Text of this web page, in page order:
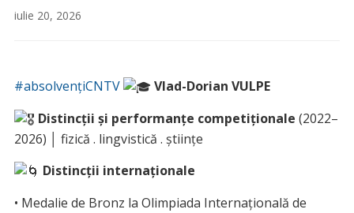
iulie 20, 2026
#absolvențiCNTV
Vlad-Dorian VULPE
Distincții și performanțe competiționale (2022–
2026) │ fizică . lingvistică . științe
Distincții internaționale
• Medalie de Bronz la Olimpiada Internațională de